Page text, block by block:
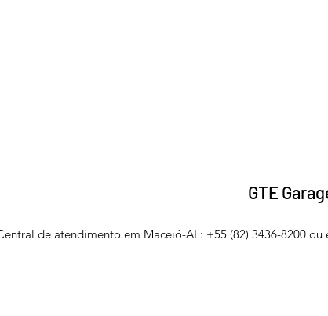
GTE
de atendimento em Maceió-AL: +55 (82) 3436-8200